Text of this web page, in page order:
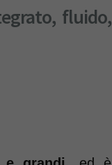
fluido,